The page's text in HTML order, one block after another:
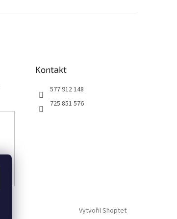
Kontakt
577 912 148
725 851 576
Vytvořil Shoptet